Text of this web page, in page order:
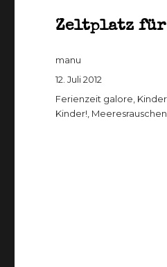
Zeltplatz für
Autor
manu
Veröffentlicht
12. Juli 2012
Kategorien
Ferienzeit galore Kinder,
Kinder! Meeresrauschen